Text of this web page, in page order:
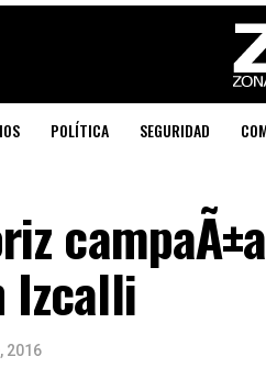
POLÍTICA SEGURIDAD
Izcalli
2016